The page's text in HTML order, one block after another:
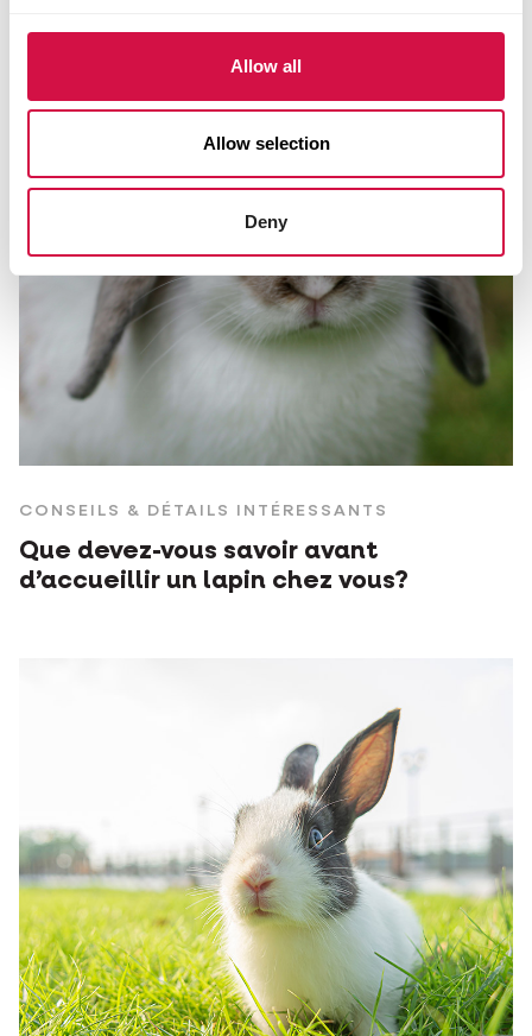
Allow all
Allow selection
Deny
CONSEILS & DÉTAILS INTÉRESSANTS
Que devez-vous savoir avant
d’accueillir un lapin chez vous?